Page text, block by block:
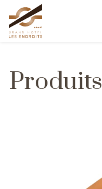
Produits